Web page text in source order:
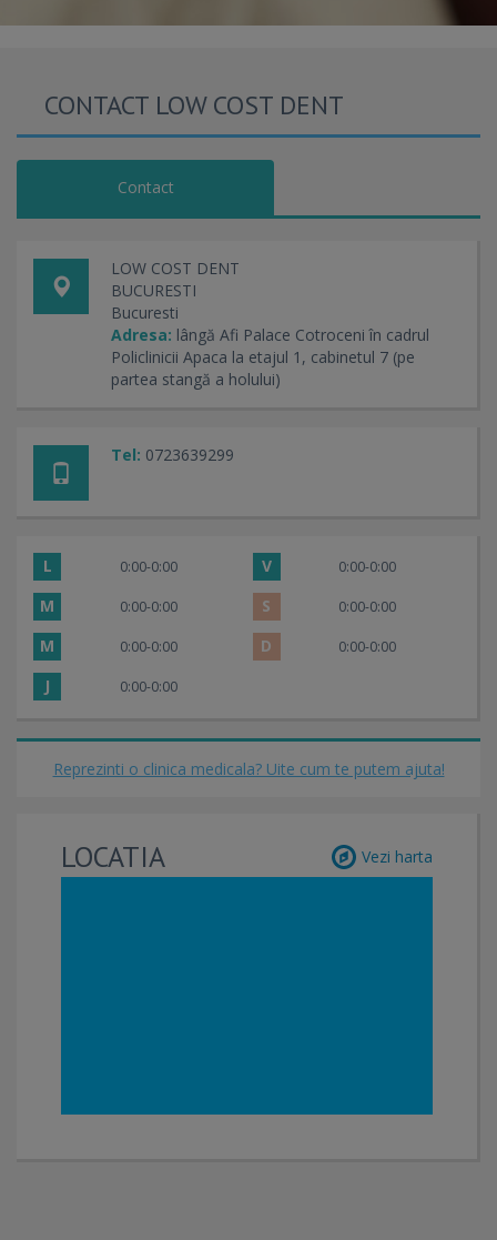
CONTACT LOW COST DENT
Contact
LOW COST DENT
BUCURESTI
Bucuresti
Adresa: lângă Afi Palace Cotroceni în cadrul
Policlinicii Apaca la etajul 1, cabinetul 7 (pe
partea stangă a holului)
Tel: 0723639299
L 0:00-0:00 V 0:00-0:00
M 0:00-0:00 S 0:00-0:00
M 0:00-0:00 D 0:00-0:00
J 0:00-0:00
Reprezinti o clinica medicala? Uite cum te putem ajuta!
LOCATIA Vezi harta